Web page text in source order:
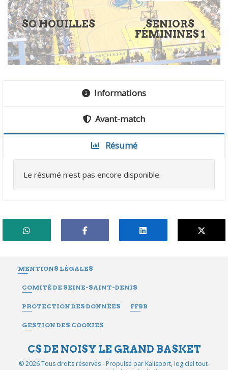
SO HOUILLES
SENIORS
FÉMININES 1
Informations
Avant-match
Résumé
Le résumé n'est pas encore disponible.
MENTIONS LÉGALES
COMITÉ DE SEINE-SAINT-DENIS
PROTECTION DES DONNÉES FFBB
GESTION DES COOKIES
CS DE NOISY LE GRAND BASKET
© 2026 Tous droits réservés - Propulsé par Kalisport, logiciel tout-